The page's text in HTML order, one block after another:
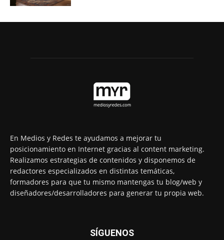
En Medios y Redes te ayudamos a mejorar tu
posicionamiento en Internet gracias al content marketing.
Realizamos estrategias de contenidos y disponemos de
redactores especializados en distintas temáticas,
formadores para que tu mismo mantengas tu blog/web y
diseñadores/desarrolladores para generar tu propia web.
SÍGUENOS